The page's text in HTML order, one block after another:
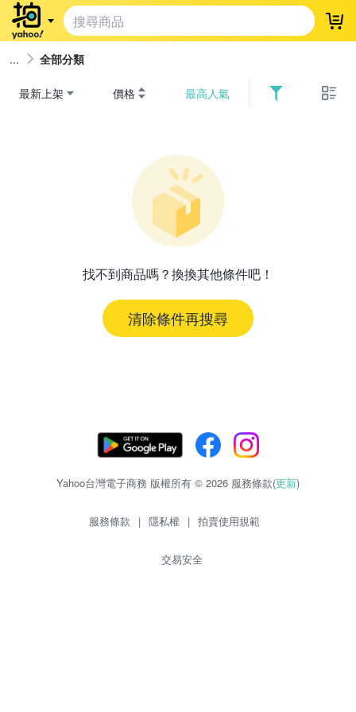
登
全部分類
最新上架 價格 最高人氣
找不到商品嗎？換換其他條件吧！
清除條件再搜尋
Yahoo台灣電子商務 版權所有 © 2026 服務條款(更新)
服務條款 | 隱私權 | 拍賣使用規範
交易安全